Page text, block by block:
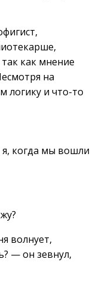
как мнение
на
логику и что-то
когда мы вошли
волнует,
— он зевнул,